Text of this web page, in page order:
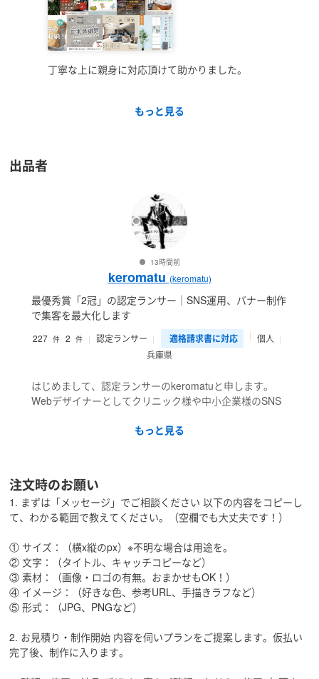
丁寧な上に親身に対応頂けて助かりました。
もっと見る
出品者
13時間前
keromatu (keromatu)
最優秀賞「2冠」の認定ランサー｜SNS運用、バナー制作
で集客を最大化します
227 件 2 件 認定ランサー 適格請求書に対応
個人
兵庫県
はじめまして、認定ランサーのkeromatuと申します。
Webデザイナーとしてクリニック様や中小企業様のSNS
ザインです。
「クリックされるバナー」「ファンが増える運用」など
を改善し、
クライアント様の事業成長にパートナーとして伴走いた
【私の強み：SNS運用 × 高反応バナー】
1.【SNSトータルデザイン】 Instagramを中心に、プロフ
ィールからフィード投稿、リール動画まで、一貫した世
界観を作成します。3投稿パッケージもおすすめです。
2.【広告クリエイティブ】（コンペ最優秀賞 2冠） 大手
PCメーカーや自治体のコンペで最優秀賞を受賞。「クリ
もっと見る
注文時のお願い
1. まずは「メッセージ」でご相談ください 以下の内容をコピーし
て、わかる範囲で教えてください。（空欄でも大丈夫です！）
① サイズ：（横x縦のpx）※不明な場合は用途を。
② 文字：（タイトル、キャッチコピーなど）
③ 素材：（画像・ロゴの有無。おまかせもOK！）
④ イメージ：（好きな色、参考URL、手描きラフなど）
⑤ 形式：（JPG、PNGなど）
2. お見積り・制作開始 内容を伺いプランをご提案します。仮払い
完了後、制作に入ります。